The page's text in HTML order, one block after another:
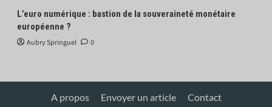
L’euro numérique : bastion de la souveraineté monétaire
européenne ?
Aubry Springuel 0
A propos Envoyer un article Contact